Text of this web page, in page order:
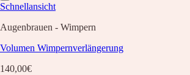
Schnellansicht
Augenbrauen - Wimpern
Volumen Wimpernverlängerung
140,00€